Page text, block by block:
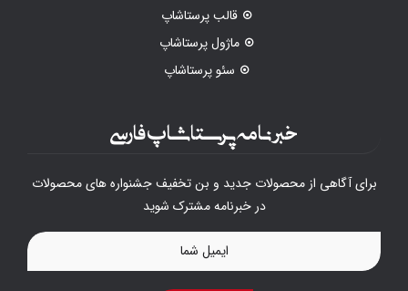
قالب پرستاشاپ
ماژول پرستاشاپ
سئو پرستاشاپ
خبرنامه پرستاشاپ فارسی
برای آگاهی از محصولات جدید و بن تخفیف جشنواره های محصولات
در خبرنامه مشترک شوید